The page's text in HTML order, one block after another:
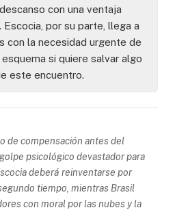
con una ventaja
por su parte, llega a
con la necesidad urgente de
si quiere salvar algo
este encuentro.
de compensación antes del
psicológico devastador para
deberá reinventarse por
tiempo, mientras Brasil
con moral por las nubes y la